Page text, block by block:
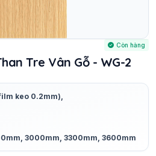
Còn hàng
Tre Vân Gỗ - WG-2
keo 0.2mm),
3000mm, 3300mm, 3600mm